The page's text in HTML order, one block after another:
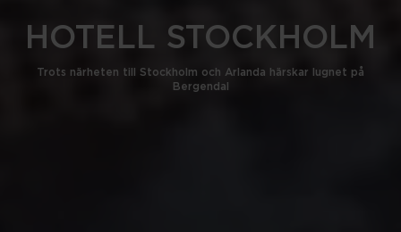
HOTELL STOCKHOLM
Trots närheten till Stockholm och Arlanda härskar lugnet på
Bergendal